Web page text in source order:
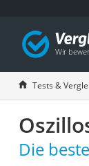
Tests &
Die